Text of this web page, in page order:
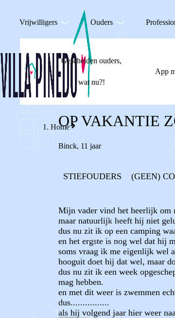
Vrijwilligers Ouders
Gescheiden ouders,
wat nu?!
App
Home
OP VAKANTIE
Binck, 11 jaar
STIEFOUDERS (GEEN)
Mijn vader vind het heerlijk om
maar natuurlijk heeft hij niet
dus nu zit ik op een camping
en het ergste is nog wel dat hij
soms vraag ik me eigenlijk wel
hooguit doet hij dat wel, maar
dus nu zit ik een week
mag hebben.
en met dit weer is zwemmen
dus................
als hij volgend jaar hier weer